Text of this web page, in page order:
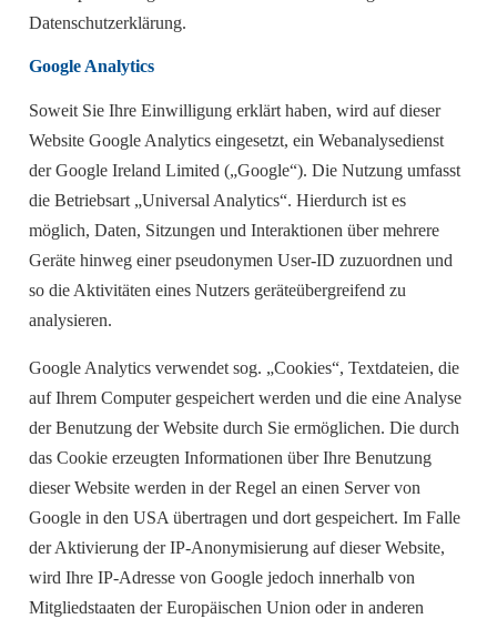
Datenschutzerklärung.
Google Analytics
Soweit Sie Ihre Einwilligung erklärt haben, wird auf dieser
Website Google Analytics eingesetzt, ein Webanalysedienst
der Google Ireland Limited („Google“). Die Nutzung umfasst
die Betriebsart „Universal Analytics“. Hierdurch ist es
möglich, Daten, Sitzungen und Interaktionen über mehrere
Geräte hinweg einer pseudonymen User-ID zuzuordnen und
so die Aktivitäten eines Nutzers geräteübergreifend zu
analysieren.
Google Analytics verwendet sog. „Cookies“, Textdateien, die
auf Ihrem Computer gespeichert werden und die eine Analyse
der Benutzung der Website durch Sie ermöglichen. Die durch
das Cookie erzeugten Informationen über Ihre Benutzung
dieser Website werden in der Regel an einen Server von
Google in den USA übertragen und dort gespeichert. Im Falle
der Aktivierung der IP-Anonymisierung auf dieser Website,
wird Ihre IP-Adresse von Google jedoch innerhalb von
Mitgliedstaaten der Europäischen Union oder in anderen